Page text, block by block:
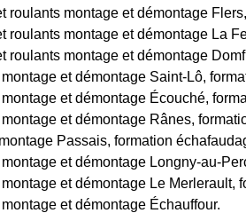
roulants montage et démontage
roulants montage et démontage La
roulants montage et démontage
et démontage Saint-Lô,
et démontage Écouché,
et démontage Rânes,
Passais, formation
et démontage Longny-au-
et démontage Le
et démontage Échauffour.